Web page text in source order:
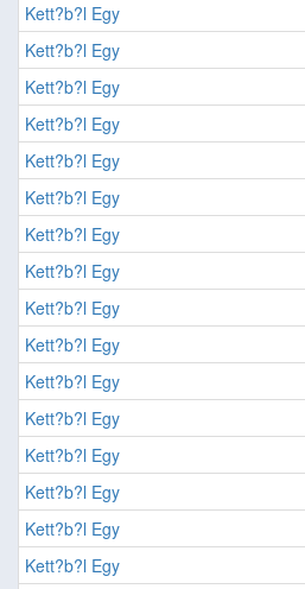
Kett?b?l Egy
Kett?b?l Egy
Kett?b?l Egy
Kett?b?l Egy
Kett?b?l Egy
Kett?b?l Egy
Kett?b?l Egy
Kett?b?l Egy
Kett?b?l Egy
Kett?b?l Egy
Kett?b?l Egy
Kett?b?l Egy
Kett?b?l Egy
Kett?b?l Egy
Kett?b?l Egy
Kett?b?l Egy